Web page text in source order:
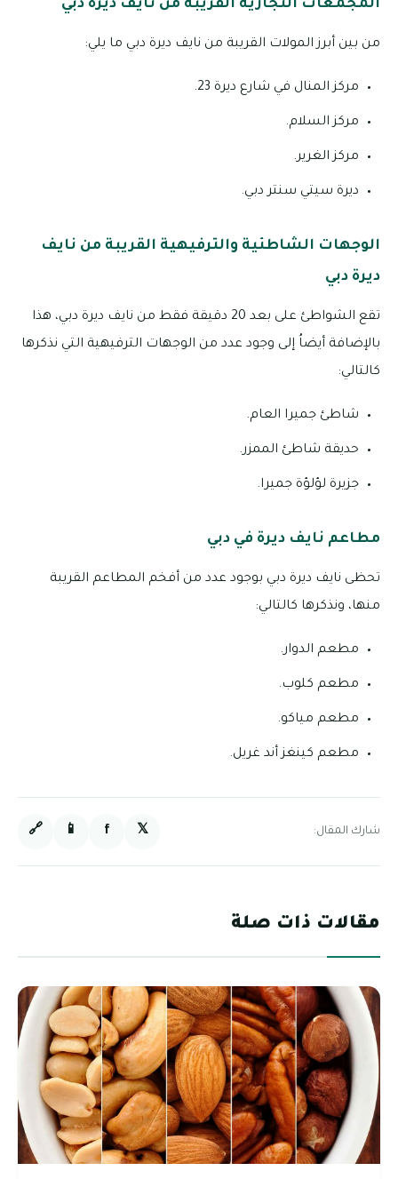
المجمعات التجارية القريبة من نايف ديرة دبي
من بين أبرز المولات القريبة من نايف ديرة دبي ما يلي:
مركز المنال في شارع ديرة 23.
مركز السلام.
مركز الغرير.
ديرة سيتي سنتر دبي.
الوجهات الشاطئية والترفيهية القريبة من نايف
ديرة دبي
تقع الشواطئ على بعد 20 دقيقة فقط من نايف ديرة دبي، هذا
بالإضافة أيضاُ إلى وجود عدد من الوجهات الترفيهية التي نذكرها
كالتالي:
شاطئ جميرا العام.
حديقة شاطئ الممزر.
جزيرة لؤلؤة جميرا.
مطاعم نايف ديرة في دبي
تحظى نايف ديرة دبي بوجود عدد من أفخم المطاعم القريبة
منها، ونذكرها كالتالي:
مطعم الدوار.
مطعم كلوب.
مطعم مياكو.
مطعم كينغز أند غريل.
شارك المقال: 𝕏
f
📱
🔗
مقالات ذات صلة